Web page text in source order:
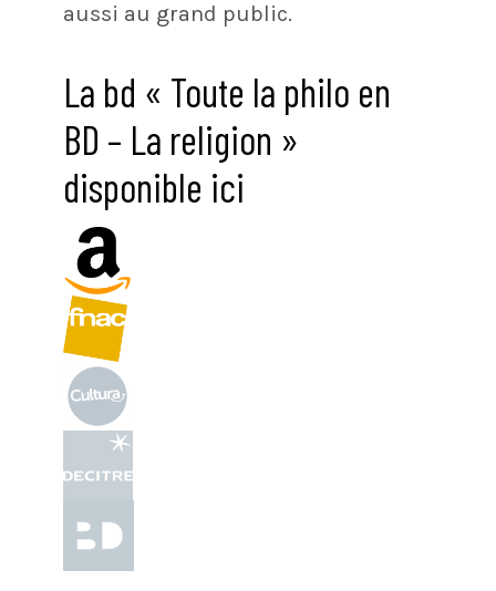
aussi au grand public.
La bd « Toute la philo en
BD – La religion »
disponible ici